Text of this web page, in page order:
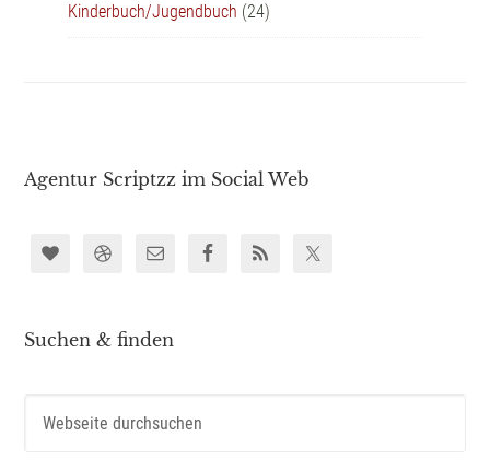
Kinderbuch/Jugendbuch (24)
Agentur Scriptzz im Social Web
Suchen & finden